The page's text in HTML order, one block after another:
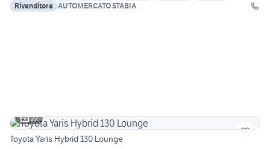
Rivenditore AUTOMERCATO STABIA
22
Toyota Yaris Hybrid 130 Lounge